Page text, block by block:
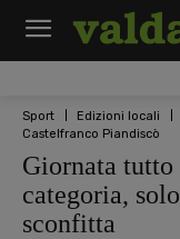
Sport Edizioni locali
Castelfranco Piandiscò
Giornata
categoria,
sconfitta